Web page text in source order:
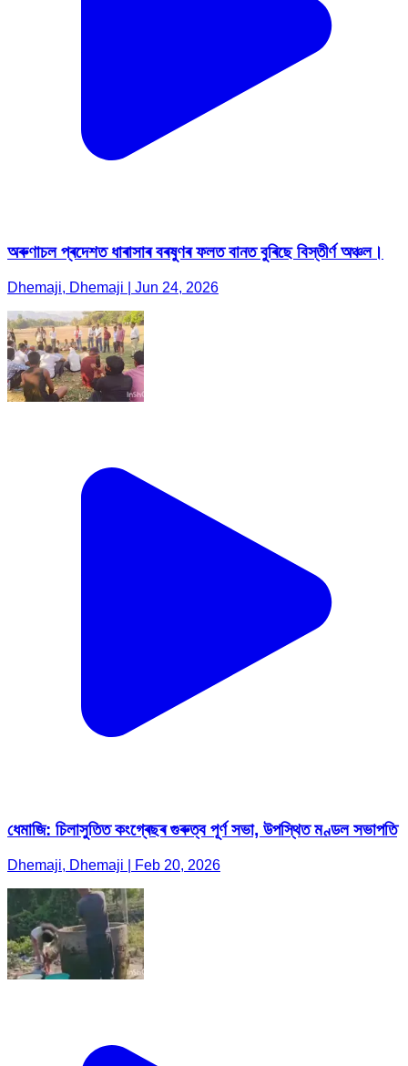
অৰুণাচল প্ৰদেশত ধাৰাসাৰ বৰষুণৰ ফলত বানত বুৰিছে বিস্তীৰ্ণ অঞ্চল।
Dhemaji, Dhemaji | Jun 24, 2026
ধেমাজি: চিলাসুতিত কংগ্ৰেছৰ গুৰুত্ব পূৰ্ণ সভা, উপস্থিত মণ্ডল সভাপতি
Dhemaji, Dhemaji | Feb 20, 2026